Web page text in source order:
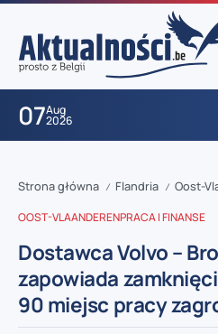
07Aug
2026
Strona główna / Flandria / Oost-
OOST-VLAANDERENPRACA I FINANSE
Dostawca Volvo –
zapowiada
90 miejsc pracy